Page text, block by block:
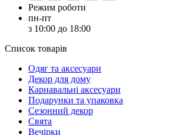
Режим роботи
пн-пт
з 10:00 до 18:00
Список товарів
Oдяг та аксесуари
Декор для дому
Карнавальні аксесуари
Подарунки та упаковка
Сезонний декор
Свята
Вечірки